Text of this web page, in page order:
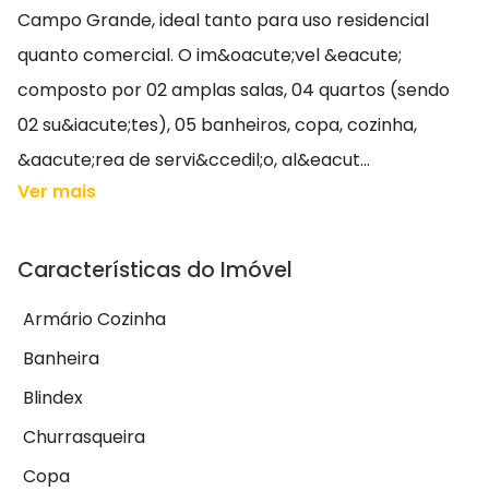
Campo Grande, ideal tanto para uso residencial
quanto comercial. O im&oacute;vel &eacute;
composto por 02 amplas salas, 04 quartos (sendo
02 su&iacute;tes), 05 banheiros, copa, cozinha,
&aacute;rea de servi&ccedil;o, al&eacut...
Ver mais
Características do Imóvel
Armário Cozinha
Banheira
Blindex
Churrasqueira
Copa